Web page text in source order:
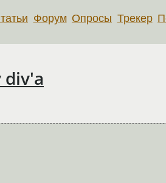
Форум Опросы Трекер
div'а